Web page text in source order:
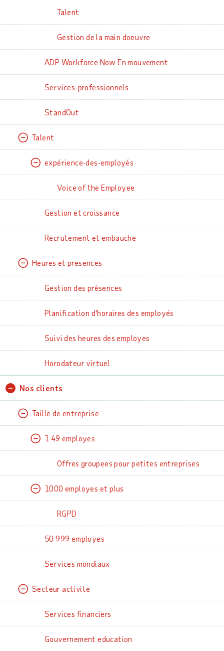
Talent
Gestion de la main doeuvre
ADP Workforce Now En mouvement
Services-professionnels
StandOut
Talent
expérience-des-employés
Voice of the Employee
Gestion et croissance
Recrutement et embauche
Heures et presences
Gestion des présences
Planification d'horaires des employés
Suivi des heures des employes
Horodateur virtuel
Nos clients
Taille de entreprise
1 49 employes
Offres groupees pour petites entreprises
1000 employes et plus
RGPD
50 999 employes
Services mondiaux
Secteur activite
Services financiers
Gouvernement education